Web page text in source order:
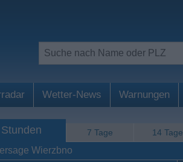
Wetter-News Warnungen
7 Tage 14 Tage
Wierzbno